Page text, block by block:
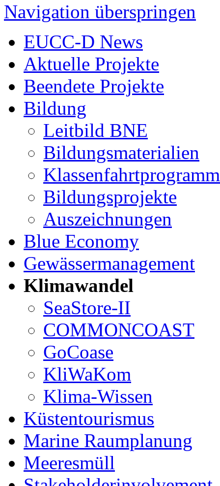
Navigation überspringen
EUCC-D News
Aktuelle Projekte
Beendete Projekte
Bildung
Leitbild BNE
Bildungsmaterialien
Klassenfahrtprogramm
Bildungsprojekte
Auszeichnungen
Blue Economy
Gewässermanagement
Klimawandel
SeaStore-II
COMMONCOAST
GoCoase
KliWaKom
Klima-Wissen
Küstentourismus
Marine Raumplanung
Meeresmüll